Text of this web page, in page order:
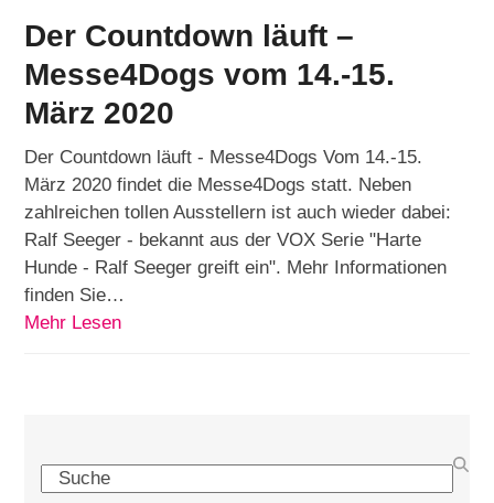
Der Countdown läuft –
Messe4Dogs vom 14.-15.
März 2020
Der Countdown läuft - Messe4Dogs Vom 14.-15.
März 2020 findet die Messe4Dogs statt. Neben
zahlreichen tollen Ausstellern ist auch wieder dabei:
Ralf Seeger - bekannt aus der VOX Serie "Harte
Hunde - Ralf Seeger greift ein". Mehr Informationen
finden Sie…
Mehr Lesen
Search